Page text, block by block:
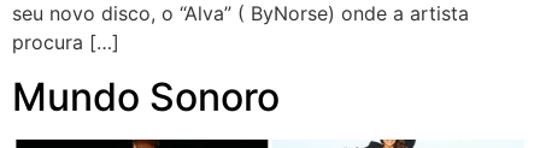
seu novo disco, o “Alva” ( ByNorse) onde a artista
procura […]
Mundo Sonoro